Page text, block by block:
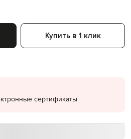
Купить в 1 клик
сертификаты